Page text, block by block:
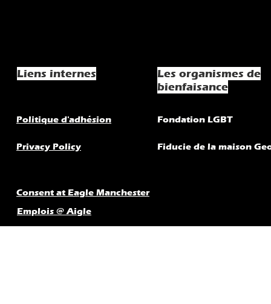
Liens internes
Les organismes de
bienfaisance
Politique d'adhésion Fondation LGBT
Privacy Policy Fiducie de la maison
Consent at Eagle Manchester
Emplois @ Aigle